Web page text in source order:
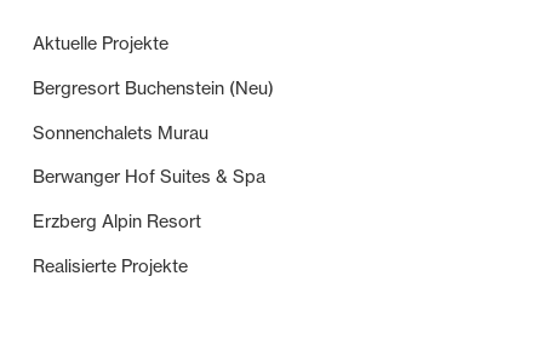
Aktuelle Projekte
Bergresort Buchenstein (Neu)
Sonnenchalets Murau
Berwanger Hof Suites & Spa
Erzberg Alpin Resort
Realisierte Projekte